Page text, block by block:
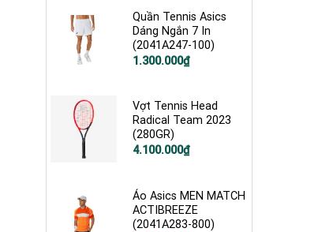
1.500.000₫.
Quần Tennis Asics
Dáng Ngắn 7 In
(2041A247-100)
Giá
1.300.000₫
Giá
1.300.000₫.
Vợt Tennis Head
Radical Team 2023
(280GR)
4.100.000₫
Áo Asics MEN MATCH
ACTIBREEZE
(2041A283-800)